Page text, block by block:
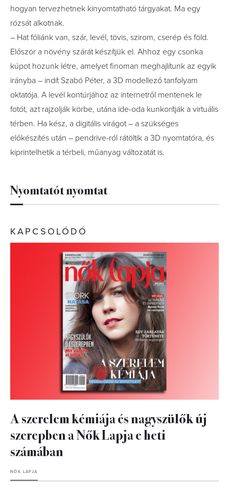
hogyan tervezhetnek kinyomtatható tárgyakat. Ma egy
rózsát alkotnak.
– Hat fóliánk van, szár, levél, tövis, szirom, cserép és föld.
Először a növény szárát készítjük el. Ahhoz egy csonka
kúpot hozunk létre, amelyet finoman meghajlítunk az egyik
irányba – indít Szabó Péter, a 3D modellező tanfolyam
oktatója. A levél kontúrjához az internetről mentenek le
fotót, azt rajzolják körbe, utána ide-oda kunkorítják a virtuális
térben. Ha kész, a digitális virágot – a szükséges
előkészítés után – pendrive-ról rátöltik a 3D nyomtatóra, és
kiprintelhetik a térbeli, műanyag változatát is.
Nyomtatót nyomtat
KAPCSOLÓDÓ
A szerelem kémiája és nagyszülők új
szerepben a Nők Lapja e heti
számában
NŐK LAPJA